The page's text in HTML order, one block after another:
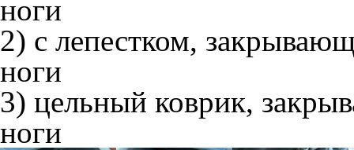
ноги
2) с лепестком,
ноги
3) цельный коврик,
ноги